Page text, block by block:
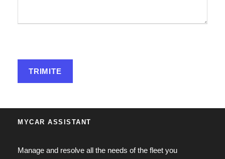
MYCAR ASSISTANT
Manage and resolve all the needs of the fleet you